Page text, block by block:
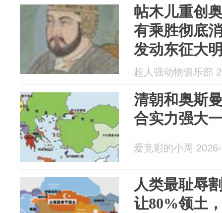
帖木儿重创
有乘胜彻底
发动东征大
超人强动物俱乐部
清朝和奥斯
合实力强大
爱竞彩的小周
人类最耻辱
让80%领土